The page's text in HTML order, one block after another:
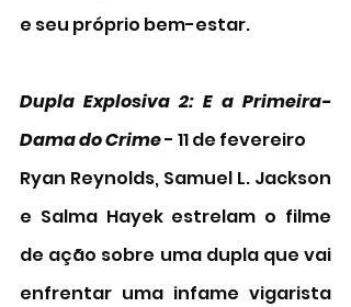
e seu próprio bem-estar.
Dupla Explosiva 2: E a Primeira-
Dama do Crime - 11 de fevereiro
Ryan Reynolds, Samuel L. Jackson
e Salma Hayek estrelam o filme
de ação sobre uma dupla que vai
enfrentar uma infame vigarista